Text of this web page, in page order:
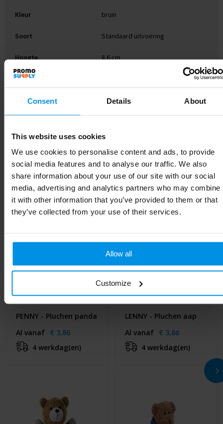
Consent Details About
This website uses cookies
We use cookies to personalise content and ads, to provide
social media features and to analyse our traffic. We also
share information about your use of our site with our social
media, advertising and analytics partners who may combine
it with other information that you’ve provided to them or that
they’ve collected from your use of their services.
Allow all
Customize
Kleur bruin
Soort Standaard uitvoering
Hoogte 8.6 cm
Breedte
Lengte 13 cm
Gerelateerde producten
PENNY - Pluchen panda
Al vanaf € 3,86
4 werkdag(en)
LENNY - Pluchen aap
Al vanaf € 3,86
4 werkdag(en)